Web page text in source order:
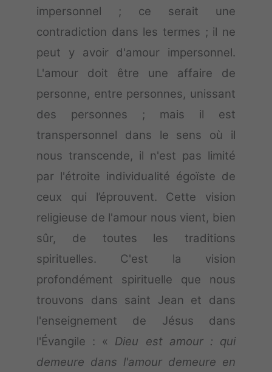
impersonnel ; ce serait une
contradiction dans les termes ; il ne
peut y avoir d'amour impersonnel.
L'amour doit être une affaire de
personne, entre personnes, unissant
des personnes ; mais il est
transpersonnel dans le sens où il
nous transcende, il n'est pas limité
par l'étroite individualité égoïste de
ceux qui l’éprouvent. Cette vision
religieuse de l'amour nous vient, bien
sûr, de toutes les traditions
spirituelles. C'est la vision
profondément spirituelle que nous
trouvons dans saint Jean et dans
l'enseignement de Jésus dans
l'Évangile : « Dieu est amour : qui
demeure dans l'amour demeure en